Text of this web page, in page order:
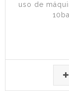
uso de